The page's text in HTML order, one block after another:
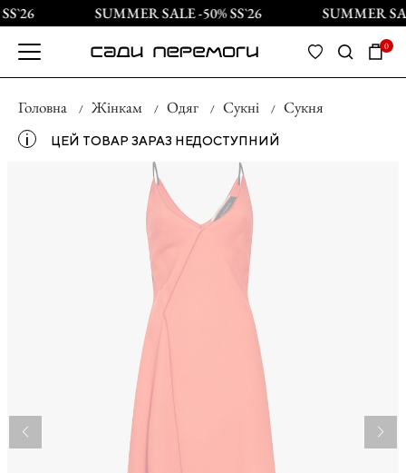
SUMMER SALE -50% SS`26 SUMMER
0
Головна Жінкам Одяг Сукні Сукня
і ЦЕЙ ТОВАР ЗАРАЗ НЕДОСТУПНИЙ